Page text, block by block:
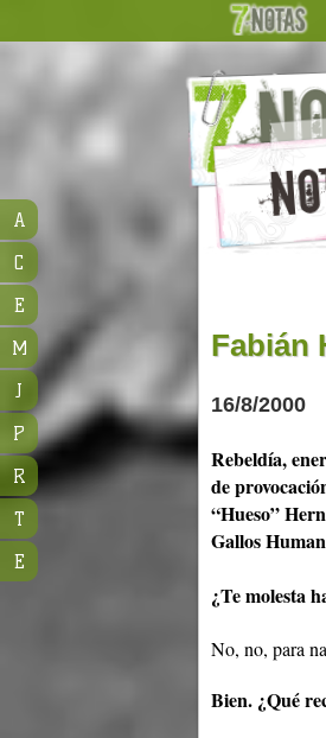
Fabián
16/8/2000
Rebeldía,
de
“Hueso”
Gallos
¿Te molesta
No, no, para
Bien. ¿Qué
A
C
E
M
J
P
R
T
E